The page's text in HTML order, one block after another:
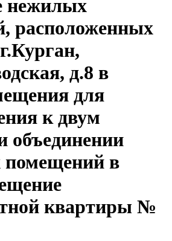
нежилых
расположенных
д.8 в
для
к двум
объединении
помещений в
квартиры №